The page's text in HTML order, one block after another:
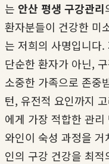
는 안산 평생 구강관리
환자분들이 건강한 미
는 저희의 사명입니다
단순한 환자가 아닌,
소중한 가족으로 존중
턴, 유전적 요인까지
에게 가장 적합한 관
와인이 숙성 과정을
인의 구강 건강을 최